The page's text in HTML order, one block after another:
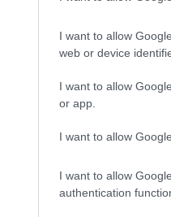
I want to allow
web or device
I want to allow
or app.
I want to allow
I want to allow
authentication